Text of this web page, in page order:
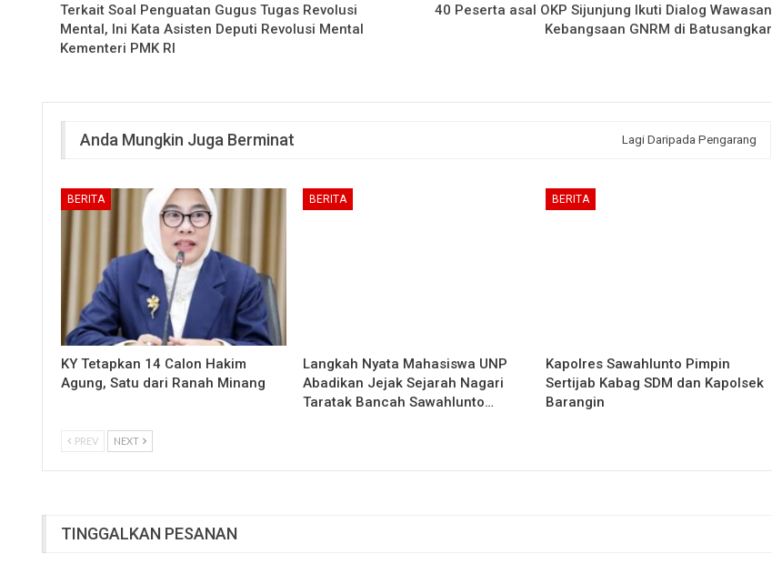
Terkait Soal Penguatan Gugus Tugas Revolusi
Mental, Ini Kata Asisten Deputi Revolusi Mental
Kementeri PMK RI
40 Peserta asal OKP Sijunjung Ikuti Dialog Wawasan
Kebangsaan GNRM di Batusangkar
Anda Mungkin Juga Berminat Lagi Daripada Pengarang
BERITA
KY Tetapkan 14 Calon Hakim
Agung, Satu dari Ranah Minang
BERITA
Langkah Nyata Mahasiswa UNP
Abadikan Jejak Sejarah Nagari
Taratak Bancah Sawahlunto…
BERITA
Kapolres Sawahlunto Pimpin
Sertijab Kabag SDM dan Kapolsek
Barangin
PREV NEXT
TINGGALKAN PESANAN